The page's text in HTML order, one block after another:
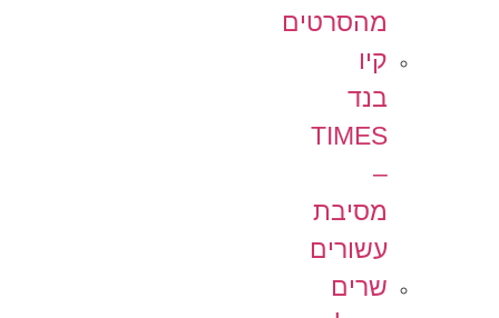
מהסרטים
קיו
בנד
TIMES
–
מסיבת
עשורים
שרים